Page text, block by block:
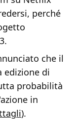
perché
che il
edizione di
probabilità
in
).